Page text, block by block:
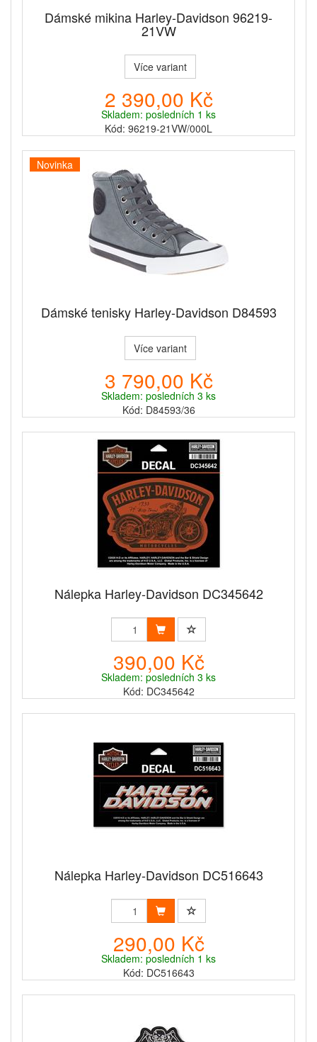
Dámské mikina Harley-Davidson 96219-
21VW
Více variant
2 390,00 Kč
Skladem: posledních 1 ks
Kód: 96219-21VW/000L
Novinka
Dámské tenisky Harley-Davidson D84593
Více variant
3 790,00 Kč
Skladem: posledních 3 ks
Kód: D84593/36
Nálepka Harley-Davidson DC345642
390,00 Kč
Skladem: posledních 3 ks
Kód: DC345642
Nálepka Harley-Davidson DC516643
290,00 Kč
Skladem: posledních 1 ks
Kód: DC516643